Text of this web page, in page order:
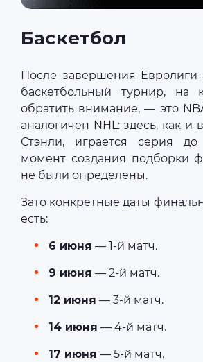
Баскетбол
После завершения Евролиги
баскетбольный турнир, на
обратить внимание, — это
аналогичен NHL: здесь, как и
Стэнли, играется серия
момент создания подборки
не были определены.
Зато конкретные даты
есть:
6 июня — 1-й матч.
9 июня — 2-й матч.
12 июня — 3-й матч.
14 июня — 4-й матч.
17 июня — 5-й матч.